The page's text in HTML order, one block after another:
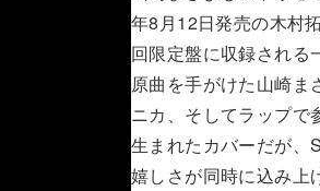
年8月12日発売の木村
回限定盤に収録される
原曲を手がけた山崎ま
ニカ、そしてラップで
生まれたカバーだが、
嬉しさが同時に込み上